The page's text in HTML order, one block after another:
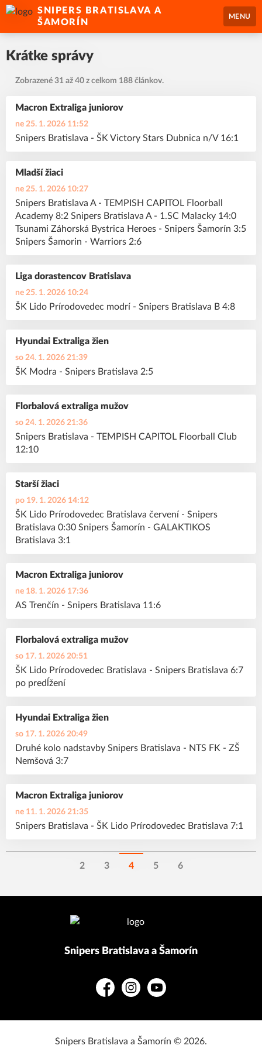
SNIPERS BRATISLAVA A
ŠAMORÍN
MENU
Krátke správy
Zobrazené 31 až 40 z celkom 188 článkov.
ne 25. 1. 2026 11:52
Macron Extraliga juniorov
Snipers Bratislava - ŠK Victory Stars Dubnica n/V 16:1
ne 25. 1. 2026 10:27
Mladší žiaci
Snipers Bratislava A - TEMPISH CAPITOL Floorball
Academy 8:2 Snipers Bratislava A - 1.SC Malacky 14:0
Tsunami Záhorská Bystrica Heroes - Snipers Šamorín 3:5
Snipers Šamorin - Warriors 2:6
ne 25. 1. 2026 10:24
Liga dorastencov Bratislava
ŠK Lido Prírodovedec modrí - Snipers Bratislava B 4:8
so 24. 1. 2026 21:39
Hyundai Extraliga žien
ŠK Modra - Snipers Bratislava 2:5
so 24. 1. 2026 21:36
Florbalová extraliga mužov
Snipers Bratislava - TEMPISH CAPITOL Floorball Club
12:10
po 19. 1. 2026 14:12
Starší žiaci
ŠK Lido Prírodovedec Bratislava červení - Snipers
Bratislava 0:30 Snipers Šamorín - GALAKTIKOS
Bratislava 3:1
ne 18. 1. 2026 17:36
Macron Extraliga juniorov
AS Trenčín - Snipers Bratislava 11:6
so 17. 1. 2026 20:51
Florbalová extraliga mužov
ŠK Lido Prírodovedec Bratislava - Snipers Bratislava 6:7
po predĺžení
so 17. 1. 2026 20:49
Hyundai Extraliga žien
Druhé kolo nadstavby Snipers Bratislava - NTS FK - ZŠ
Nemšová 3:7
ne 11. 1. 2026 21:35
Macron Extraliga juniorov
Snipers Bratislava - ŠK Lido Prírodovedec Bratislava 7:1
2 3 4 5 6
Snipers Bratislava a Šamorín
FacebookInstagramYouTube
Snipers Bratislava a Šamorín © 2026.